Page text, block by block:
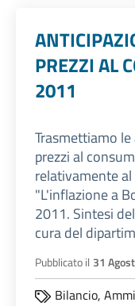
PREZZI AL
2011
Trasmettiamo
prezzi al
relativamente
"L'inflazione a
2011. Sintesi
cura del
Pubblicato il 31
Bilancio,